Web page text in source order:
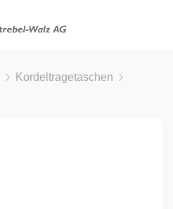
Kordeltragetaschen